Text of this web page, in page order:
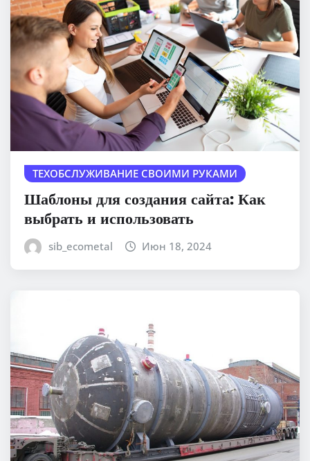
ТЕХОБСЛУЖИВАНИЕ СВОИМИ РУКАМИ
Шаблоны для создания сайта: Как
выбрать и использовать
sib_ecometal Июн 18, 2024